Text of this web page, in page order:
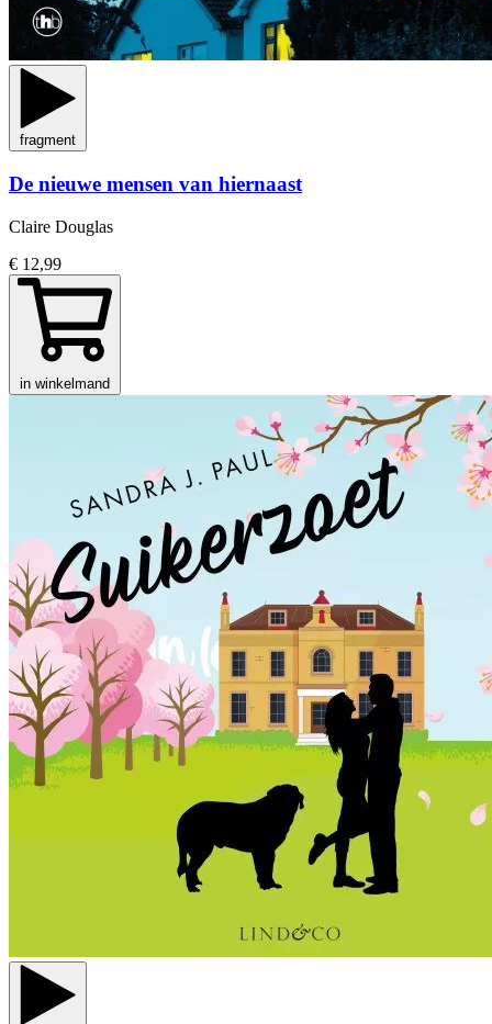
fragment
De nieuwe mensen van hiernaast
Claire Douglas
€ 12,99
in winkelmand